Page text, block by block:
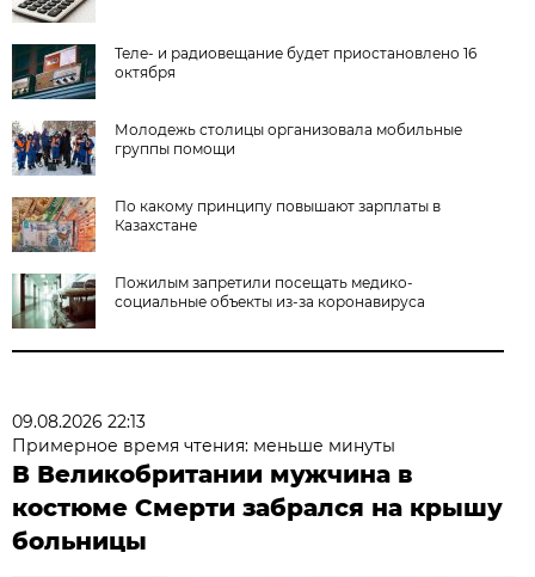
Теле- и радиовещание будет приостановлено 16
октября
Молодежь столицы организовала мобильные
группы помощи
По какому принципу повышают зарплаты в
Казахстане
Пожилым запретили посещать медико-
социальные объекты из-за коронавируса
09.08.2026 22:13
Примерное время чтения: меньше минуты
В Великобритании мужчина в
костюме Смерти забрался на крышу
больницы